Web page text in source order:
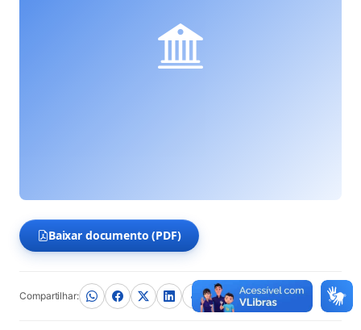
Baixar documento (PDF)
(abre em nova aba)
Compartilhar: